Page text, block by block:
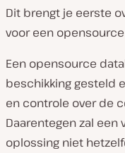
Dit brengt je eerste
voor een
Een opensource
beschikking gesteld
en controle over de
Daarentegen zal een
oplossing niet